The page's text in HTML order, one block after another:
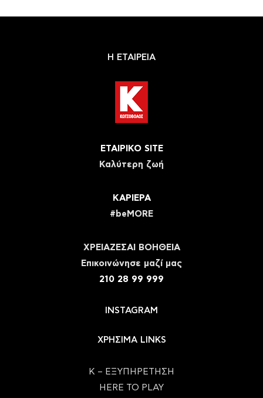
Η ΕΤΑΙΡΕΙΑ
ΕΤΑΙΡΙΚΟ SITE
Καλύτερη ζωή
ΚΑΡΙΕΡΑ
#beMORE
ΧΡΕΙΑΖΕΣΑΙ ΒΟΗΘΕΙΑ
Eπικοινώνησε μαζί μας
210 28 99 999
INSTAGRAM
ΧΡΗΣΙΜΑ LINKS
Κ – ΕΞΥΠΗΡΕΤΗΣΗ
HERE TO PLAY